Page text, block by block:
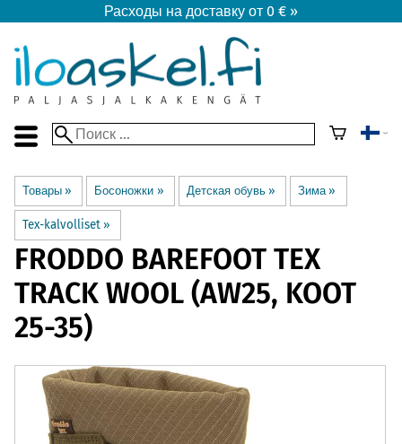
Расходы на доставку от 0 € »
Товары ‪» Босоножки ‪» Детская обувь ‪» Зима ‪»
Tex-kalvolliset ‪»
FRODDO BAREFOOT TEX
TRACK WOOL (AW25, KOOT
25-35)